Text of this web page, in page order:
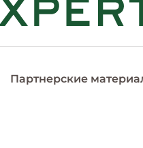
Партнерские